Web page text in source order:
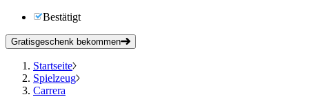
Bestätigt
Gratisgeschenk bekommen
Startseite
Spielzeug
Carrera